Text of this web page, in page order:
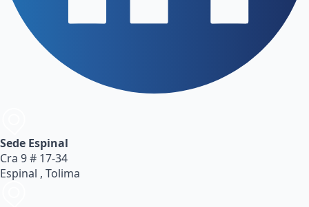
Sede Espinal
Cra 9 # 17-34
Espinal , Tolima